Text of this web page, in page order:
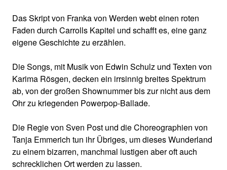
Das Skript von Franka von Werden webt einen roten
Faden durch Carrolls Kapitel und schafft es, eine ganz
eigene Geschichte zu erzählen.
Die Songs, mit Musik von Edwin Schulz und Texten von
Karima Rösgen, decken ein irrsinnig breites Spektrum
ab, von der großen Shownummer bis zur nicht aus dem
Ohr zu kriegenden Powerpop-Ballade.
Die Regie von Sven Post und die Choreographien von
Tanja Emmerich tun ihr Übriges, um dieses Wunderland
zu einem bizarren, manchmal lustigen aber oft auch
schrecklichen Ort werden zu lassen.